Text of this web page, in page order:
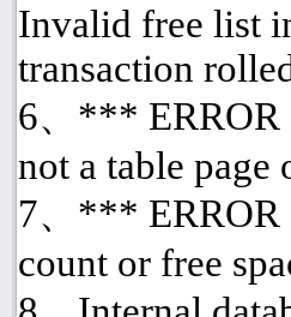
Invalid free list
transaction
6、*** ERROR
not a table page
7、*** ERROR
count or free